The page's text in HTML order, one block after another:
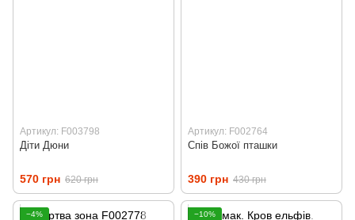
Артикул: F003798
Діти Дюни
570 грн 620 грн
Артикул: F002764
Спів Божої пташки
390 грн 430 грн
−4% −10%